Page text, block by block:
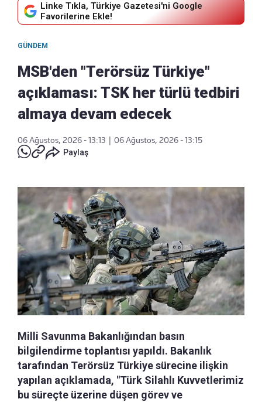
Linke Tıkla, Türkiye Gazetesi'ni Google
Favorilerine Ekle!
GÜNDEM
MSB'den "Terörsüz Türkiye"
açıklaması: TSK her türlü tedbiri
almaya devam edecek
06 Ağustos, 2026 - 13:13
06 Ağustos, 2026 - 13:15
Paylaş
Milli Savunma Bakanlığından basın
bilgilendirme toplantısı yapıldı. Bakanlık
tarafından Terörsüz Türkiye sürecine ilişkin
yapılan açıklamada, "Türk Silahlı Kuvvetlerimiz
bu süreçte üzerine düşen görev ve